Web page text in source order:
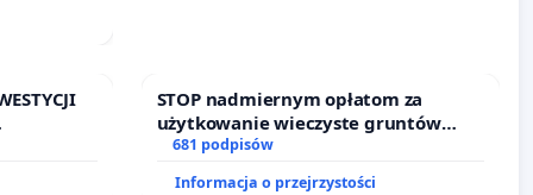
STOP nadmiernym opłatom za
użytkowanie wieczyste gruntów
zajmowanych przez rodzinne ogrody
działkowe.
681 podpisów
Informacja o przejrzystości